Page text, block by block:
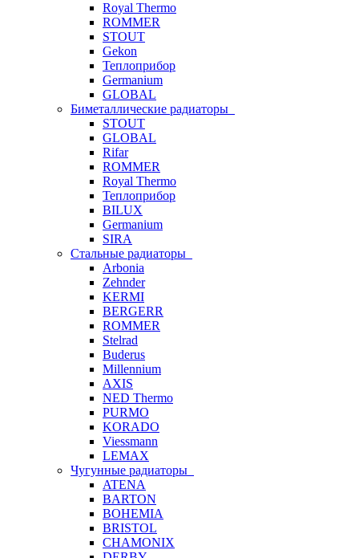
Royal Thermo
ROMMER
STOUT
Gekon
Теплоприбор
Germanium
GLOBAL
Биметаллические радиаторы
STOUT
GLOBAL
Rifar
ROMMER
Royal Thermo
Теплоприбор
BILUX
Germanium
SIRA
Стальные радиаторы
Arbonia
Zehnder
KERMI
BERGERR
ROMMER
Stelrad
Buderus
Millennium
AXIS
NED Thermo
PURMO
KORADO
Viessmann
LEMAX
Чугунные радиаторы
ATENA
BARTON
BOHEMIA
BRISTOL
CHAMONIX